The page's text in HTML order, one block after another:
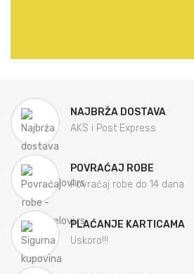
NAJBRŽA DOSTAVA
AKS i Post Express
POVRAĆAJ ROBE
Povraćaj robe do 14 dana
PLAĆANJE KARTICAMA
Uskoro!!!